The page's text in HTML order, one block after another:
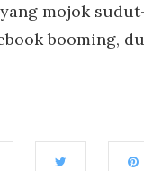
mojok
booming,